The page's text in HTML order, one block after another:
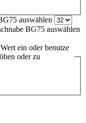
auswählen
BG75 auswählen
ein oder benutze
oder zu